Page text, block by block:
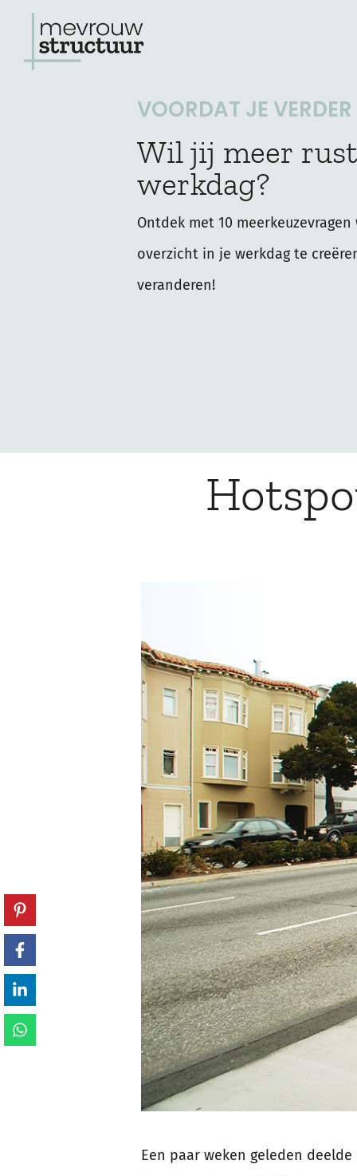
VOORDAT JE VERDER
Wil jij meer
werkdag?
Ontdek met 10
overzicht in je werkdag te
veranderen!
Een paar weken geleden